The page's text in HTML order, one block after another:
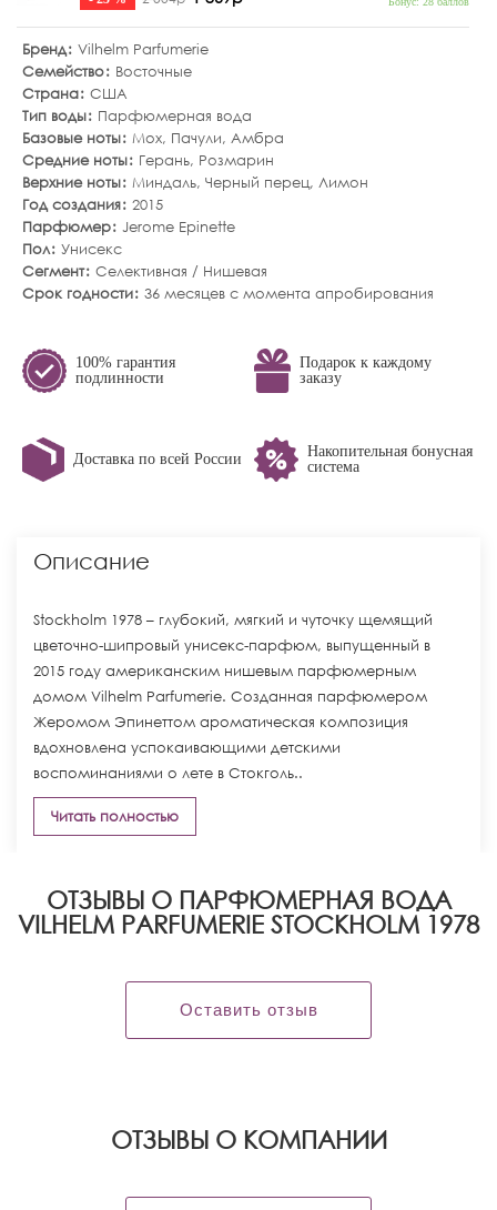
Бренд Vilhelm Parfumerie
Семейство
Восточные
Страна США
Тип воды
Парфюмерная вода
Базовые ноты Мох, Пачули, Амбра
Средние ноты
Герань, Розмарин
Верхние ноты Миндаль, Черный перец, Лимон
Год создания 2015
Парфюмер Jerome Epinette
Пол Унисекс
Сегмент Селективная / Нишевая
Срок годности 36 месяцев с момента апробирования
100% гарантия
подлинности
Подарок к каждому
заказу
Доставка по всей России
Накопительная бонусная
система
Описание
Stockholm 1978 – глубокий, мягкий и чуточку щемящий
цветочно-шипровый унисекс-парфюм, выпущенный в
2015 году американским нишевым парфюмерным
домом Vilhelm Parfumerie. Созданная парфюмером
Жеромом Эпинеттом ароматическая композиция
вдохновлена успокаивающими детскими
воспоминаниями о лете в Стокголь..
Читать полностью
ОТЗЫВЫ О ПАРФЮМЕРНАЯ ВОДА
VILHELM PARFUMERIE STOCKHOLM 1978
Оставить отзыв
OТЗЫВЫ О КОМПАНИИ